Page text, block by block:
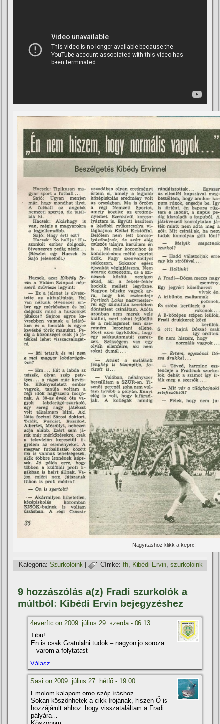
Nagyí­táshoz klikk a képre!
Kategória: Szurkolóink | Címke: fh, Kibédi Ervin,szurkolóink
9 hozzászólás a(z) Fradi szurkolók a
múltból: Kibédi Ervin bejegyzéshez
4everftc on 2009. július 29. szerda - 06:13
Tibu!
En is csak Gratulalni tudok – nagyon jo sorozat
– varom a folytatast
Válasz
Sasi on 2009. július 27. hétfő - 19:00
Emelem kalapom eme szép í­ráshoz…
Sokan köszönhetek a cikk í­rójának, hiszen Ő is
hozzájárult ahhoz, hogy visszataláltam a Fradi
pályára…